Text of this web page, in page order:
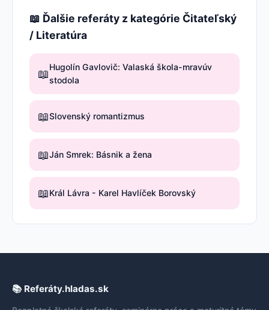
📖 Ďalšie referáty z kategórie Čitateľský
/ Literatúra
📖Hugolín Gavlovič: Valaská škola-mravúv
stodola
📖Slovenský romantizmus
📖Ján Smrek: Básnik a žena
📖Král Lávra - Karel Havlíček Borovský
📚 Referáty.hladas.sk